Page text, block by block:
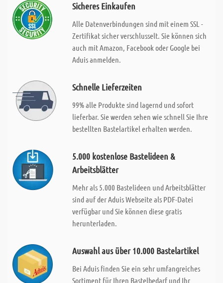
Sicheres Einkaufen
Alle Datenverbindungen sind mit einem SSL -
Zertifikat sicher verschlusselt. Sie können sich
auch mit Amazon, Facebook oder Google bei
Aduis anmelden.
Schnelle Lieferzeiten
99% alle Produkte sind lagernd und sofort
lieferbar. Sie werden sehen wie schnell Sie Ihre
bestellten Bastelartikel erhalten werden.
5.000 kostenlose Bastelideen &
Arbeitsblätter
Mehr als 5.000 Bastelideen und Arbeitsblätter
sind auf der Aduis Webseite als PDF-Datei
verfügbar und Sie können diese gratis
herunterladen.
Auswahl aus über 10.000 Bastelartikel
Bei Aduis finden Sie ein sehr umfangreiches
Sortiment für Ihren Bastelbedarf und Ihr